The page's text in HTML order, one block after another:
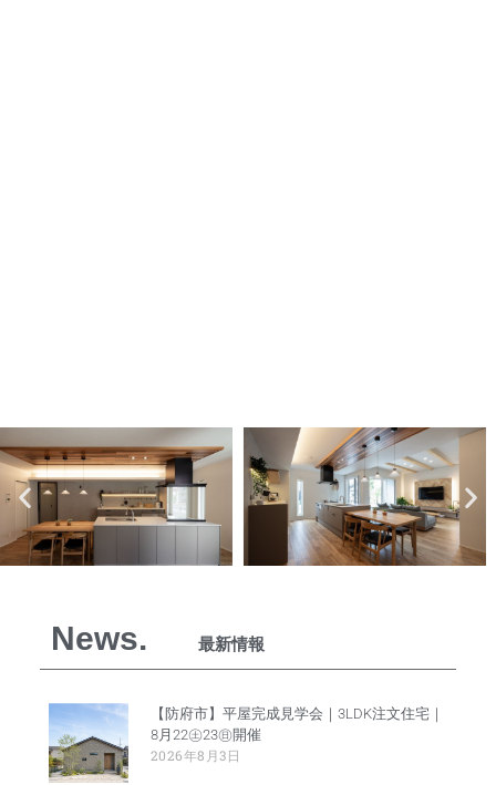
News. 最新情報
【防府市】平屋完成見学会｜3LDK注文住宅｜
8月22㊏23㊐開催
2026年8月3日